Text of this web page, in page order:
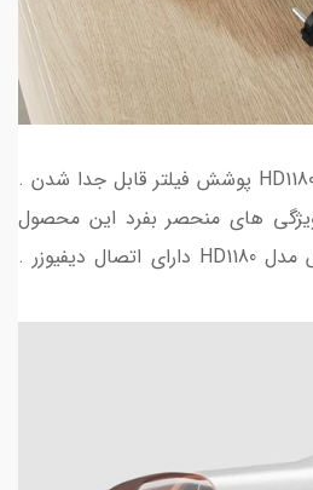
سشوار تاشو مودکس مدل HD1180 پوشش فیلتر قابل جدا شدن .
ویژگی های منحصر بفرد این محصول
است. سشوار تاشو مودکس مدل HD1180 دارای اتصال دیفیوزر .